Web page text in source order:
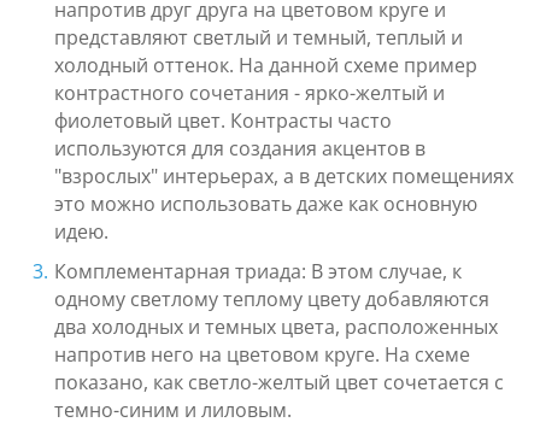
напротив друг друга на цветовом круге и
представляют светлый и темный, теплый и
холодный оттенок. На данной схеме пример
контрастного сочетания - ярко-желтый и
фиолетовый цвет. Контрасты часто
используются для создания акцентов в
"взрослых" интерьерах, а в детских помещениях
это можно использовать даже как основную
идею.
Комплементарная триада: В этом случае, к
одному светлому теплому цвету добавляются
два холодных и темных цвета, расположенных
напротив него на цветовом круге. На схеме
показано, как светло-желтый цвет сочетается с
темно-синим и лиловым.